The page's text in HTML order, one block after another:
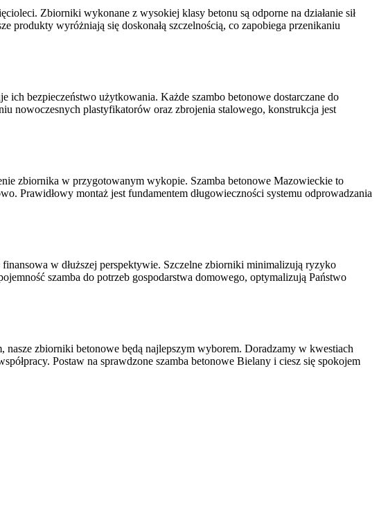
Zbiorniki wykonane z wysokiej klasy betonu są odporne na działanie sił
wyróżniają się doskonałą szczelnością, co zapobiega przenikaniu
ich bezpieczeństwo użytkowania. Każde szambo betonowe dostarczane do
nowoczesnych plastyfikatorów oraz zbrojenia stalowego, konstrukcja jest
zbiornika w przygotowanym wykopie. Szamba betonowe Mazowieckie to
Prawidłowy montaż jest fundamentem długowieczności systemu odprowadzania
w dłuższej perspektywie. Szczelne zbiorniki minimalizują ryzyko
szamba do potrzeb gospodarstwa domowego, optymalizują Państwo
zbiorniki betonowe będą najlepszym wyborem. Doradzamy w kwestiach
Postaw na sprawdzone szamba betonowe Bielany i ciesz się spokojem